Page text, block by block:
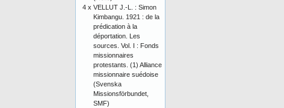
4 x VELLUT J.-L. : Simon
Kimbangu. 1921 : de la
prédication à la
déportation. Les
sources. Vol. I : Fonds
missionnaires
protestants. (1) Alliance
missionnaire suédoise
(Svenska
Missionsförbundet,
SMF)